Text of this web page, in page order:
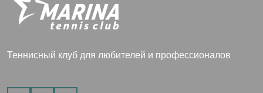
Теннисный клуб для любителей и профессионалов